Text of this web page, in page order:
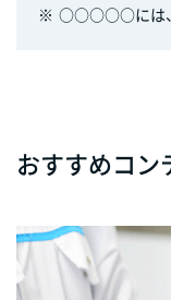
※ ○○○○○には、
おすすめコン